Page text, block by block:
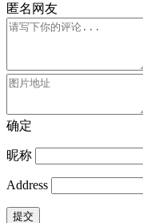
匿名网友
确定
昵称
Address
提交